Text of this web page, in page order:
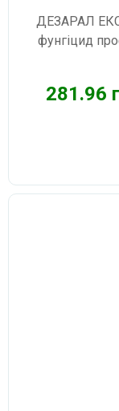
ДЕЗАРАЛ
фунгіцид
281.96